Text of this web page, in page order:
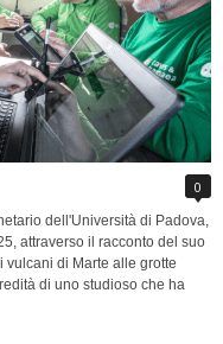
0
dell'Università di Padova,
attraverso il racconto del suo
vulcani di Marte alle grotte
di uno studioso che ha